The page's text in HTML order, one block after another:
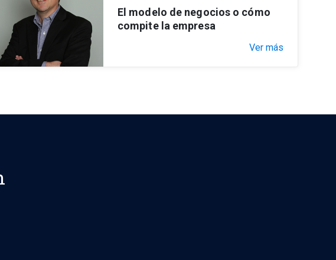
El modelo de negocios o cómo
compite la empresa
Ver más